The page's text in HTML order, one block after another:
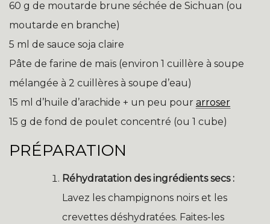
60 g de moutarde brune séchée de Sichuan (ou
moutarde en branche)
5 ml de sauce soja claire
Pâte de farine de maïs (environ 1 cuillère à soupe
mélangée à 2 cuillères à soupe d’eau)
15 ml d’huile d’arachide + un peu pour arroser
15 g de fond de poulet concentré (ou 1 cube)
PRÉPARATION
Réhydratation des ingrédients secs :
Lavez les champignons noirs et les
crevettes déshydratées. Faites-les